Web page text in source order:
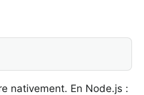
nativement. En Node.js :